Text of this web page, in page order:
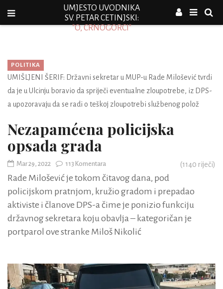
UMJESTO UVODNIKA
SV. PETAR CETINJSKI:
"O, CRNOGORCI"
POLITIKA
UMIŠLJENI ŠERIF: Državni sekretar u MUP-u Rade Milošević tvrdi
da je u Ulcinju boravio da spriječi eventualne zloupotrebe, iz DPS-
a upozoravaju da se radi o teškoj zloupotrebi službenog polož
Nezapamćena policijska
opsada grada
Mar 29, 2022 113 Komentara (1140 riječi)
Rade Milošević je tokom čitavog dana, pod
policijskom pratnjom, kružio gradom i prepadao
aktiviste i članove DPS-a čime je ponizio funkciju
državnog sekretara koju obavlja – kategoričan je
portparol ove stranke Miloš Nikolić